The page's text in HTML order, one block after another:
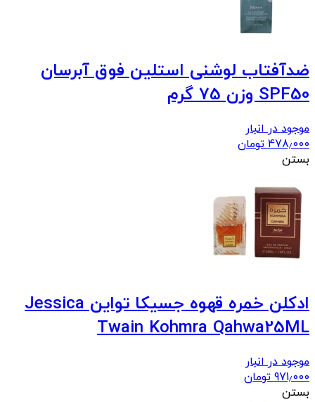
ضدآفتاب لوشنی استلین فوق آبرسان
SPF50 وزن 75 گرم
موجود در انبار
478٫000 تومان
بستن
ادکلن خمره قهوه جسیکا تواین Jessica
Twain Kohmra Qahwa25ML
موجود در انبار
971٫000 تومان
بستن